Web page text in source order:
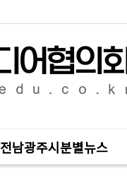
전남광주시분별뉴스